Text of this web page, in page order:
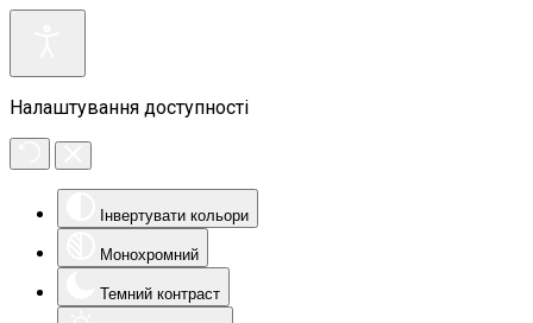
Налаштування доступності
Інвертувати кольори
Монохромний
Темний контраст